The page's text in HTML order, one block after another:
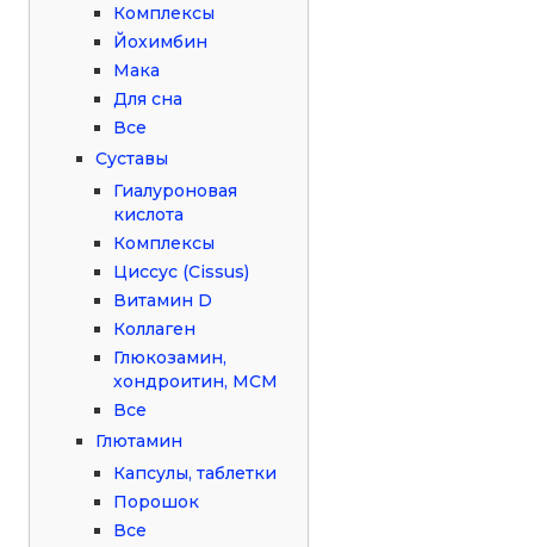
Комплексы
Йохимбин
Мака
Для сна
Все
Суставы
Гиалуроновая
кислота
Комплексы
Циссус (Cissus)
Витамин D
Коллаген
Глюкозамин,
хондроитин, МСМ
Все
Глютамин
Капсулы, таблетки
Порошок
Все